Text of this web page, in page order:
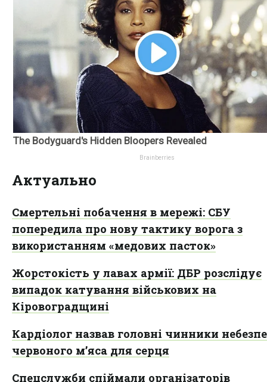
Актуально
Смертельні побачення в мережі: СБУ
попередила про нову тактику ворога з
використанням «медових пасток»
Жорстокість у лавах армії: ДБР розслідує
випадок катування військових на
Кіровоградщині
Кардіолог назвав головні чинники
червоного м’яса для серця
Спецслужби спіймали організаторів